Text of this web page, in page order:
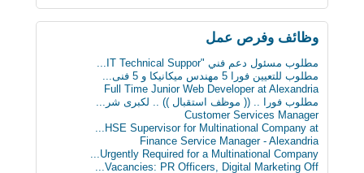
وظائف وفرص عمل
مطلوب مسئول دعم فني "IT Technical Suppor...
مطلوب للتعيين فورا 5 مهندس ميكانيكا و 5 فنى...
Full Time Junior Web Developer at Alexandria
مطلوب‬ فورا .. (( موظف استقبال )) .. لكبرى شر...
Customer Services Manager
HSE Supervisor for Multinational Company at...
Finance Service Manager - Alexandria
Urgently Required for a Multinational Company...
Vacancies: PR Officers, Digital Marketing Off...